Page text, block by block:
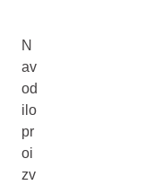
N
av
od
ilo
pr
oi
zv